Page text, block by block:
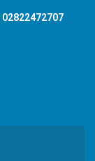
02822472707